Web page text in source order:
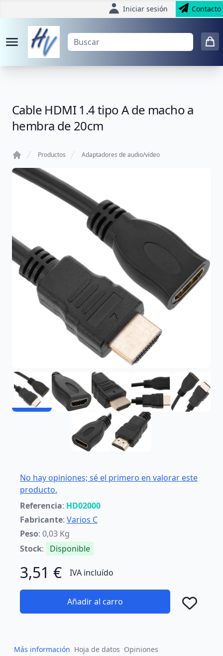
Iniciar sesión Contacto
Cable HDMI 1.4 tipo A de macho a
hembra de 20cm
Home
Productos Adaptadores de audio/vídeo
No hay opiniones; sé el primero en valorar este
producto.
Referencia: HD02000
Fabricante: Varios C
Peso: 0,03 Kg
Stock: Disponible
3,51 € IVA incluído
Añadir al carro
Más información Hoja de datos Opiniones